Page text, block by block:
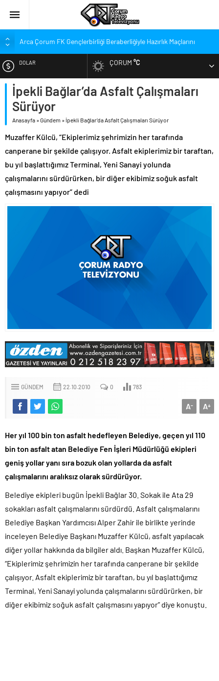
Arca Çorum FK Gençlerbirliği Beraberliğiyle Hazırlık Maçlarını
Hangi Konuda “Çorum’u Yok Sayıyorlar” Dedi?
Balçık’tan Şampiyonluk Kutlaması Açıklaması: Hem
Şampiyonluğu Hem …
Balçık, “Çorumspor” İsmi ile İlgili Ne Düşünüyor?
Balçık “Takımın Ruhu Yok” Eleştirileri İçin Ne Dedi?
ÇOSTOG’dan Hızlı Tren Durağına İtiraz
‘Ahlatcı’ya 2. OSB’den Alan Tahsis Edildi’
Şehir Defteri’nin Ağustos Sayısı Yayında
DOLAR
EURO
ALTIN
BIST
ÇORUM°C
İpekli Bağlar’da Asfalt Çalışmaları
Sürüyor
Anasayfa »Gündem » İpekli Bağlar’da Asfalt Çalışmaları Sürüyor
Muzaffer Külcü, “Ekiplerimiz şehrimizin her tarafında
canperane bir şekilde çalışıyor. Asfalt ekiplerimiz bir taraftan,
bu yıl başlattığımız Terminal, Yeni Sanayi yolunda
çalışmalarını sürdürürken, bir diğer ekibimiz soğuk asfalt
çalışmasını yapıyor” dedi
GÜNDEM 22.10.2010 0 783
A+
A-
Her yıl 100 bin ton asfalt hedefleyen Belediye, geçen yıl 110
bin ton asfalt atan Belediye Fen İşleri Müdürlüğü ekipleri
geniş yollar yanı sıra bozuk olan yollarda da asfalt
çalışmalarını aralıksız olarak sürdürüyor.
Belediye ekipleri bugün İpekli Bağlar 30. Sokak ile Ata 29
sokakları asfalt çalışmalarını sürdürdü. Asfalt çalışmalarını
Belediye Başkan Yardımcısı Alper Zahir ile birlikte yerinde
inceleyen Belediye Başkanı Muzaffer Külcü, asfalt yapılacak
diğer yollar hakkında da bilgiler aldı. Başkan Muzaffer Külcü,
“Ekiplerimiz şehrimizin her tarafında canperane bir şekilde
çalışıyor. Asfalt ekiplerimiz bir taraftan, bu yıl başlattığımız
Terminal, Yeni Sanayi yolunda çalışmalarını sürdürürken, bir
diğer ekibimiz soğuk asfalt çalışmasını yapıyor” diye konuştu.